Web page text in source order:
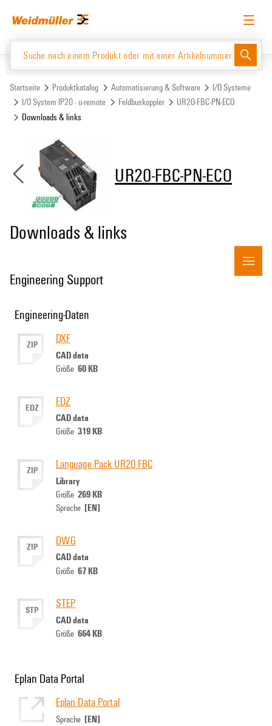
Inhalt
Navigationsmenü
Deutsch Login anfordern Anmelden
Website Support Center easyConnect
Produktkatalog
Startseite Produktkatalog Automatisierung & Software
I/O Systeme
I/O System IP20 - u-remote
Feldbuskoppler
UR20-FBC-PN-ECO
Downloads & links
UR20-FBC-PN-ECO
Downloads & links
Engineering Support
Engineering-Daten
ZIP DXF
CAD data
Größe 60 KB
EDZ EDZ
CAD data
Größe 319 KB
ZIP Language Pack UR20 FBC
Library
Größe 269 KB
Sprache [EN]
ZIP DWG
CAD data
Größe 67 KB
STP STEP
CAD data
Größe 664 KB
Eplan Data Portal
Eplan Data Portal
Sprache [EN]